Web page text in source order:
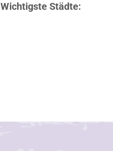
Wichtigste Städte: